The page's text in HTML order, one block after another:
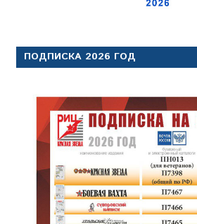
ПОДПИСКА 2026 ГОД